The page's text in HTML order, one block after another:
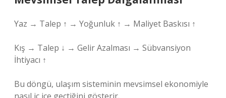
Yaz → Talep ↑ → Yoğunluk ↑ → Maliyet Baskısı ↑
Kış → Talep ↓ → Gelir Azalması → Sübvansiyon
İhtiyacı ↑
Bu döngü, ulaşım sisteminin mevsimsel ekonomiyle